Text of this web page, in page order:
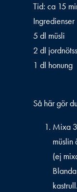
Tid: ca 15
Ingredienser
5 dl müsli
2 dl
1 dl honung
Så här gör
Mixa
(ej